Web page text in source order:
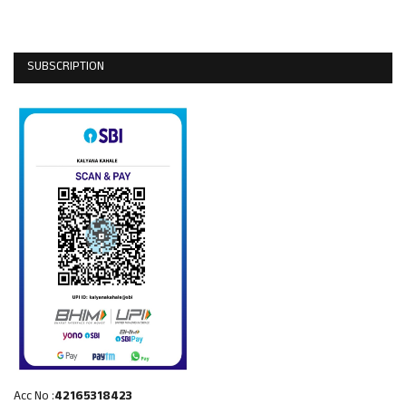
SUBSCRIPTION
Acc No :42165318423